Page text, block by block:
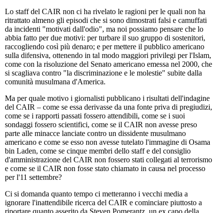
Lo staff del CAIR non ci ha rivelato le ragioni per le quali non ha
ritrattato almeno gli episodi che si sono dimostrati falsi e camuffati
da incidenti "motivati dall'odio", ma noi possiamo pensare che lo
abbia fatto per due motivi: per turbare il suo gruppo di sostenitori,
raccogliendo così più denaro; e per mettere il pubblico americano
sulla difensiva, ottenendo in tal modo maggiori privilegi per l'Islam,
come con la risoluzione del Senato americano emessa nel 2000, che
si scagliava contro "la discriminazione e le molestie" subite dalla
comunità musulmana d'America.
Ma per quale motivo i giornalisti pubblicano i risultati dell'indagine
del CAIR – come se essa derivasse da una fonte priva di pregiudizi,
come se i rapporti passati fossero attendibili, come se i suoi
sondaggi fossero scientifici, come se il CAIR non avesse preso
parte alle minacce lanciate contro un dissidente musulmano
americano e come se esso non avesse tutelato l'immagine di Osama
bin Laden, come se cinque membri dello staff e del consiglio
d'amministrazione del CAIR non fossero stati collegati al terrorismo
e come se il CAIR non fosse stato chiamato in causa nel processo
per l'11 settembre?
Ci si domanda quanto tempo ci metteranno i vecchi media a
ignorare l'inattendibile ricerca del CAIR e cominciare piuttosto a
riportare quanto asserito da Steven Pomerantz, un ex capo della